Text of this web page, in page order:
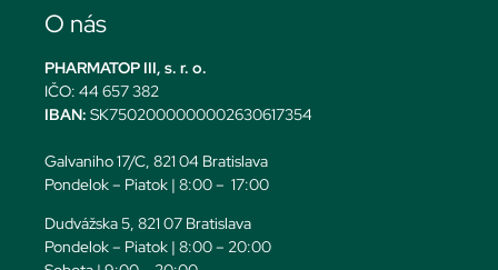
O nás
PHARMATOP III, s. r. o.
IČO: 44 657 382
IBAN: SK7502000000002630617354
Galvaniho 17/C, 821 04 Bratislava
Pondelok – Piatok | 8:00 – 17:00
Dudvážska 5, 821 07 Bratislava
Pondelok – Piatok | 8:00 – 20:00